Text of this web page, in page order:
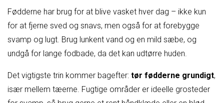
Fødderne har brug for at blive vasket hver dag – ikke kun
for at fjerne sved og snavs, men også for at forebygge
svamp og lugt. Brug lunkent vand og en mild sæbe, og
undgå for lange fodbade, da det kan udtørre huden.
Det vigtigste trin kommer bagefter: tør fødderne grundigt,
især mellem tæerne. Fugtige områder er ideelle grosteder